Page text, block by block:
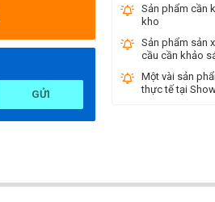
GỬI
Sản phẩm cần
kho
Sản phẩm sản
cầu cần khảo
Một vài sản
thực tế tại